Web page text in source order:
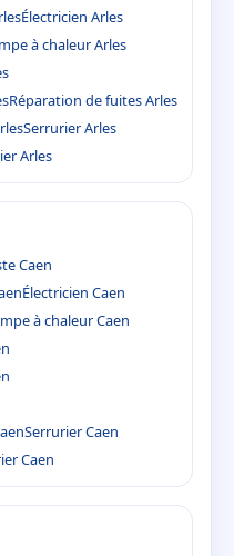
Électricien Arles
à chaleur Arles
Réparation de fuites Arles
Serrurier Arles
Arles
Caen
Électricien Caen
à chaleur Caen
Serrurier Caen
Caen